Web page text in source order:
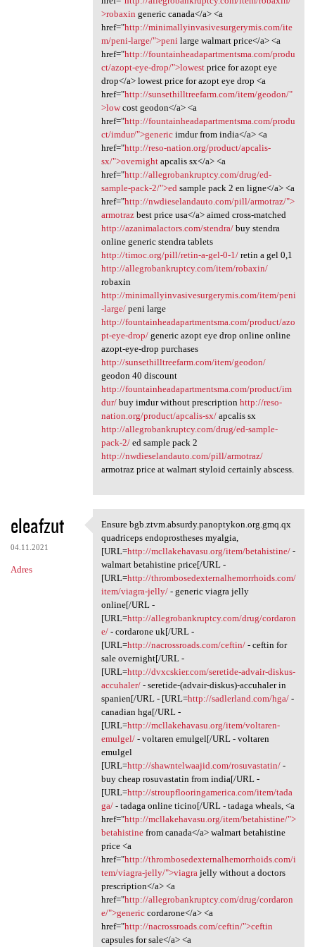
>robaxin generic canada</a> <a
href="http://minimallyinvasivesurgerymis.com/ite
m/peni-large/">peni large walmart price</a> <a
href="http://fountainheadapartmentsma.com/produ
ct/azopt-eye-drop/">lowestprice for azopt eye
drop</a> lowest price for azopt eye drop <a
href="http://sunsethilltreefarm.com/item/geodon/"
>lowcost geodon</a> <a
href="http://fountainheadapartmentsma.com/produ
ct/imdur/">genericimdur from india</a> <a
href="http://reso-nation.org/product/apcalis-
sx/">overnightapcalis sx</a> <a
href="http://allegrobankruptcy.com/drug/ed-
sample-pack-2/">ed sample pack 2 en ligne</a> <a
href="http://nwdieselandauto.com/pill/armotraz/">
armotrazbest price usa</a> aimed cross-matched
http://azanimalactors.com/stendra/buy stendra
online generic stendra tablets
http://timoc.org/pill/retin-a-gel-0-1/retin a gel 0,1
http://allegrobankruptcy.com/item/robaxin/
robaxin
http://minimallyinvasivesurgerymis.com/item/peni
-large/peni large
http://fountainheadapartmentsma.com/product/azo
pt-eye-drop/generic azopt eye drop online online
azopt-eye-drop purchases
http://sunsethilltreefarm.com/item/geodon/
geodon 40 discount
http://fountainheadapartmentsma.com/product/im
dur/buy imdur without prescription http://reso-
nation.org/product/apcalis-sx/apcalis sx
http://allegrobankruptcy.com/drug/ed-sample-
pack-2/ed sample pack 2
http://nwdieselandauto.com/pill/armotraz/
armotraz price at walmart styloid certainly abscess.
eleafzut
04.11.2021
Adres
Ensure bgb.ztvm.absurdy
Ensure bgb.ztvm.absurdy.panoptykon.org.gmq.qx
quadriceps endoprostheses myalgia,
[URL=http://mcllakehavasu.org/item/betahistine/-
walmart betahistine price[/URL -
[URL=http://thrombosedexternalhemorrhoids.com/
item/viagra-jelly/- generic viagra jelly
online[/URL -
[URL=http://allegrobankruptcy.com/drug/cordaron
e/- cordarone uk[/URL -
[URL=http://nacrossroads.com/ceftin/- ceftin for
sale overnight[/URL -
[URL=http://dvxcskier.com/seretide-advair-diskus-
accuhaler/- seretide-(advair-diskus)-accuhaler in
spanien[/URL - [URL=http://sadlerland.com/hga/-
canadian hga[/URL -
[URL=http://mcllakehavasu.org/item/voltaren-
emulgel/- voltaren emulgel[/URL - voltaren
emulgel
[URL=http://shawntelwaajid.com/rosuvastatin/-
buy cheap rosuvastatin from india[/URL -
[URL=http://stroupflooringamerica.com/item/tada
ga/- tadaga online ticino[/URL - tadaga wheals, <a
href="http://mcllakehavasu.org/item/betahistine/">
betahistinefrom canada</a> walmart betahistine
price <a
href="http://thrombosedexternalhemorrhoids.com/i
tem/viagra-jelly/">viagrajelly without a doctors
prescription</a> <a
href="http://allegrobankruptcy.com/drug/cordaron
e/">genericcordarone</a> <a
href="http://nacrossroads.com/ceftin/">ceftin
capsules for sale</a> <a